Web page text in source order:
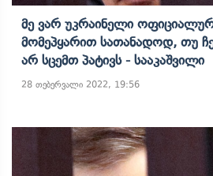
Მე Ვარ Უკრაინელი
Მომეპყარით Სათანადოდ, Თუ
Არ Სცემთ Პატივს - Სააკაშვილი
28 თებერვალი 2022, 19:56